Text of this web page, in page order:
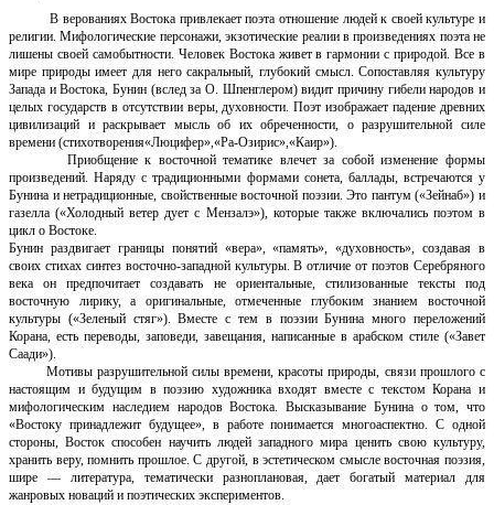
В верованиях Востока привлекает поэта отношение людей к своей культуре и
религии. Мифологические персонажи, экзотические реалии в произведениях поэта не
лишены своей самобытности. Человек Востока живет в гармонии с природой. Все в
мире природы имеет для него сакральный, глубокий смысл. Сопоставляя культуру
Запада и Востока, Бунин (вслед за О. Шпенглером) видит причину гибели народов и
целых государств в отсутствии веры, духовности. Поэт изображает падение древних
цивилизаций и раскрывает мысль об их обреченности, о разрушительной силе
времени (стихотворения«Люцифер»,«Ра-Озирис»,«Каир»).
Приобщение к восточной тематике влечет за собой изменение формы
произведений. Наряду с традиционными формами сонета, баллады, встречаются у
Бунина и нетрадиционные, свойственные восточной поэзии. Это пантум («Зейнаб») и
газелла («Холодный ветер дует с Мензалэ»), которые также включались поэтом в
цикл о Востоке.
Бунин раздвигает границы понятий «вера», «память», «духовность», создавая в
своих стихах синтез восточно-западной культуры. В отличие от поэтов Серебряного
века он предпочитает создавать не ориентальные, стилизованные тексты под
восточную лирику, а оригинальные, отмеченные глубоким знанием восточной
культуры («Зеленый стяг»). Вместе с тем в поэзии Бунина много переложений
Корана, есть переводы, заповеди, завещания, написанные в арабском стиле («Завет
Саади»).
Мотивы разрушительной силы времени, красоты природы, связи прошлого с
настоящим и будущим в поэзию художника входят вместе с текстом Корана и
мифологическим наследием народов Востока. Высказывание Бунина о том, что
«Востоку принадлежит будущее», в работе понимается многоаспектно. С одной
стороны, Восток способен научить людей западного мира ценить свою культуру,
хранить веру, помнить прошлое. С другой, в эстетическом смысле восточная поэзия,
шире — литература, тематически разноплановая, дает богатый материал для
жанровых новаций и поэтических экспериментов.